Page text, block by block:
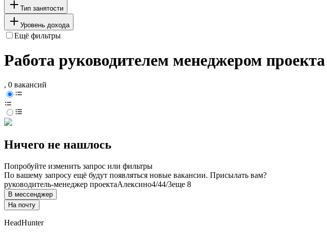
Тип занятости
Уровень дохода
Ещё фильтры
Работа руководителем менеджером
, 0 вакансий
Ничего не нашлось
Попробуйте изменить запрос или фильтры
По вашему запросу ещё будут появляться новые вакансии. Присылать вам?
руководитель-менеджер проектаАлексино4/44/3еще 8
В мессенджер
На почту
HeadHunter